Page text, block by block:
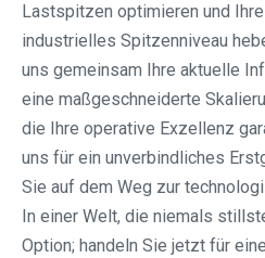
Lastspitzen optimieren und
industrielles Spitzenniveau
uns gemeinsam Ihre aktuelle
eine maßgeschneiderte
die Ihre operative Exzellenz
uns für ein unverbindliches
Sie auf dem Weg zur
In einer Welt, die niemals
Option; handeln Sie jetzt für